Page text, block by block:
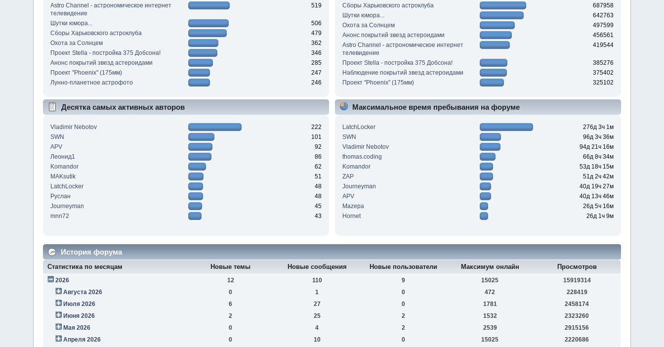
Astro Channel - астрономическое интернет
телевидение
519
Шутки юмора...
506
Сборы Харьковского астроклуба
479
Охота за Солнцем
362
Проект Stella - постройка 375 Добсона!
346
Анонс покрытий звезд астероидами
285
Проект "Phoenix" (175мм)
247
Лунно-планетное астрофото
246
Сборы Харьковского астроклуба
687958
Шутки юмора...
642763
Охота за Солнцем
497599
Анонс покрытий звезд астероидами
456561
Astro Channel - астрономическое интернет
телевидение
419544
Проект Stella - постройка 375 Добсона!
385276
Наблюдение покрытий звезд астероидами
375402
Проект "Phoenix" (175мм)
325102
Десятка самых активных авторов
Vladimir Nebotov
222
SWN
101
APV
92
Леонид1
86
Komandor
62
MAKsutik
51
LatchLocker
48
Руслан
48
Journeyman
45
mnn72
43
Максимальное время пребывания на форуме
LatchLocker
276д 3ч 1м
SWN
96д 3ч 36м
Vladimir Nebotov
94д 21ч 16м
thomas.coding
66д 8ч 34м
Komandor
53д 18ч 15м
ZAP
51д 2ч 42м
Journeyman
40д 19ч 27м
APV
40д 13ч 46м
Mazepa
26д 5ч 16м
Hornet
26д 1ч 9м
История форума
Статистика по месяцам Новые темы Новые сообщения Новые пользователи Максимум онлайн Просмотров
2026 12 110 9 15025
15919314
Августа 2026
0 1 0 472
228419
Июля 2026
6 27 0 1781
2458174
Июня 2026
2 25 2 1532
2323260
Мая 2026
0 4 2 2539
2915156
Апреля 2026
0 10 0 15025
2220686